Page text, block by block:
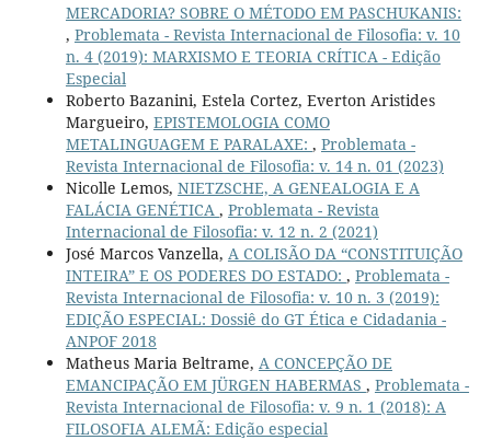
MERCADORIA? SOBRE O MÉTODO EM PASCHUKANIS:
, Problemata - Revista Internacional de Filosofia: v. 10
n. 4 (2019): MARXISMO E TEORIA CRÍTICA - Edição
Especial
Roberto Bazanini, Estela Cortez, Everton Aristides
Margueiro, EPISTEMOLOGIA COMO
METALINGUAGEM E PARALAXE: , Problemata -
Revista Internacional de Filosofia: v. 14 n. 01 (2023)
Nicolle Lemos, NIETZSCHE, A GENEALOGIA E A
FALÁCIA GENÉTICA , Problemata - Revista
Internacional de Filosofia: v. 12 n. 2 (2021)
José Marcos Vanzella, A COLISÃO DA “CONSTITUIÇÃO
INTEIRA” E OS PODERES DO ESTADO: , Problemata -
Revista Internacional de Filosofia: v. 10 n. 3 (2019):
EDIÇÃO ESPECIAL: Dossiê do GT Ética e Cidadania -
ANPOF 2018
Matheus Maria Beltrame, A CONCEPÇÃO DE
EMANCIPAÇÃO EM JÜRGEN HABERMAS , Problemata -
Revista Internacional de Filosofia: v. 9 n. 1 (2018): A
FILOSOFIA ALEMÃ: Edição especial